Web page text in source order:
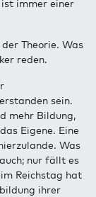
immer einer
Theorie. Was
reden.
sein.
mehr Bildung,
Eigene. Eine
Was
nur fällt es
Reichstag hat
ihrer